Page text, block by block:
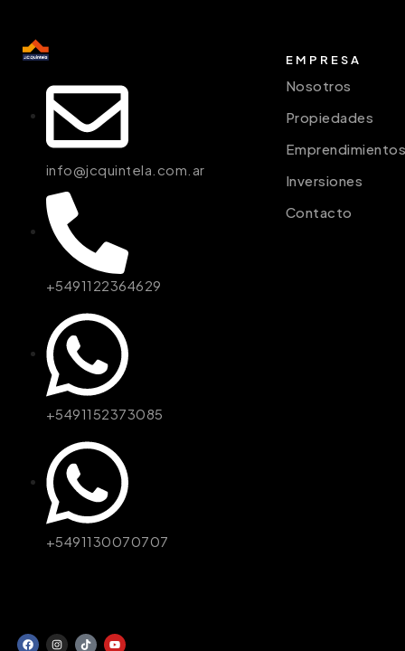
info@jcquintela.com.ar
+5491122364629
+5491152373085
+5491130070707
EMPRESA
Nosotros
Propiedades
Inversiones
Contacto